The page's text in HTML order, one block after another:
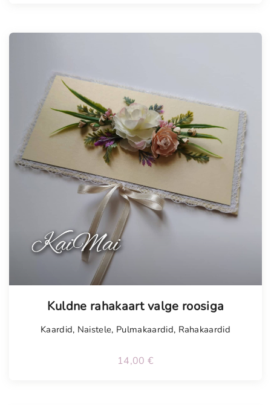
Kuldne rahakaart valge roosiga
Kaardid, Naistele, Pulmakaardid, Rahakaardid
14,00 €